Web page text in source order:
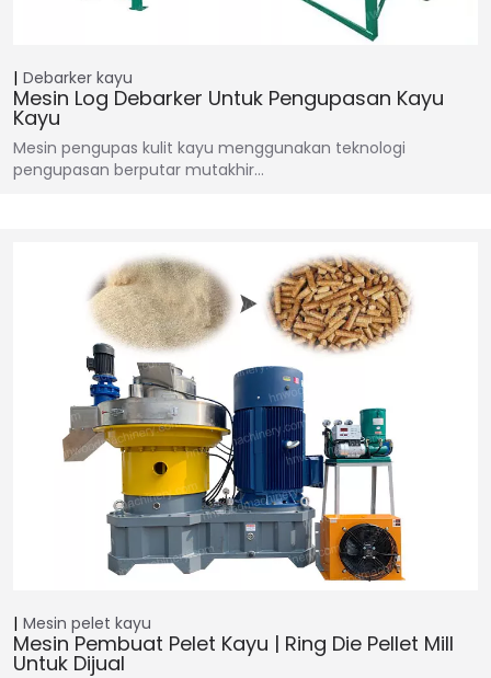
Debarker kayu
Mesin Log Debarker Untuk Pengupasan Kayu
Kayu
Mesin pengupas kulit kayu menggunakan teknologi
pengupasan berputar mutakhir…
Mesin pelet kayu
Mesin Pembuat Pelet Kayu | Ring Die Pellet Mill
Untuk Dijual